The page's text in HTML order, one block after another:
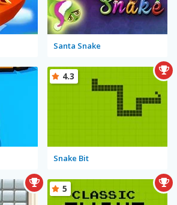
Santa Snake
Snake Bit
4.3
5